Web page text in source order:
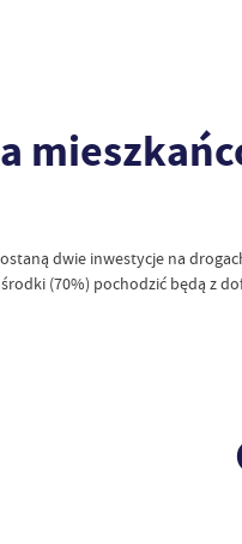
dwie inwestycje na
(70%) pochodzić będą z